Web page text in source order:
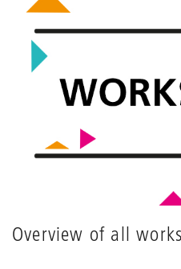
Overview of all